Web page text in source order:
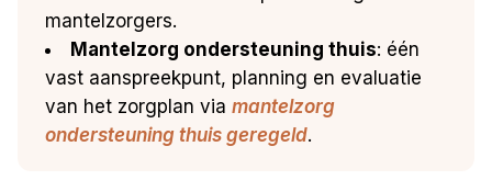
mantelzorgers.
Mantelzorg ondersteuning thuis: één
vast aanspreekpunt, planning en evaluatie
van het zorgplan viamantelzorg
ondersteuning thuis geregeld.